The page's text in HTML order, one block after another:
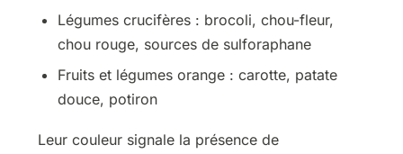
Légumes crucifères : brocoli, chou-fleur,
chou rouge, sources de sulforaphane
Fruits et légumes orange : carotte, patate
douce, potiron
Leur couleur signale la présence de